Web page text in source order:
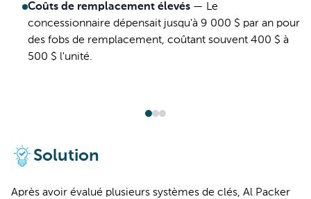
Coûts de remplacement élevés — Le
concessionnaire dépensait jusqu'à 9 000 $ par an pour
des fobs de remplacement, coûtant souvent 400 $ à
500 $ l'unité.
Solution
Après avoir évalué plusieurs systèmes de clés, Al Packer